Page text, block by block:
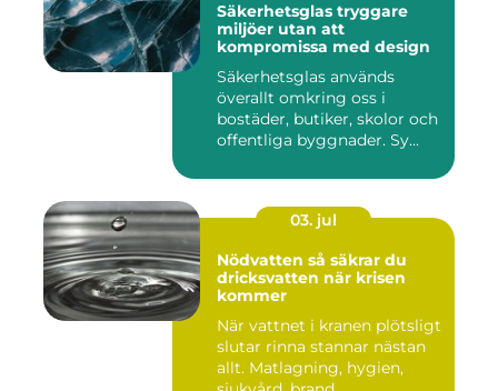
Säkerhetsglas tryggare
miljöer utan att
kompromissa med design
Säkerhetsglas används
överallt omkring oss i
bostäder, butiker, skolor och
offentliga byggnader. Sy...
03. jul
Nödvatten så säkrar du
dricksvatten när krisen
kommer
När vattnet i kranen plötsligt
slutar rinna stannar nästan
allt. Matlagning, hygien,